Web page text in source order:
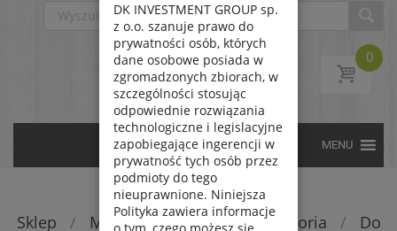
0
Sklep / Modele rc / Części i akcesoria /
Do
DK INVESTMENT GROUP sp.
z o.o. szanuje prawo do
prywatności osób, których
dane osobowe posiada w
zgromadzonych zbiorach, w
szczególności stosując
odpowiednie rozwiązania
technologiczne i legislacyjne
zapobiegające ingerencji w
prywatność tych osób przez
podmioty do tego
nieuprawnione. Niniejsza
Polityka zawiera informacje